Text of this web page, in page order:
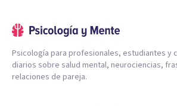
Psicología para profesionales, estudiantes y
diarios sobre salud mental, neurociencias,
relaciones de pareja.